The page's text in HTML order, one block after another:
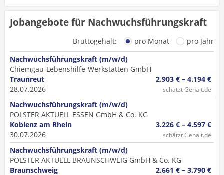
Jobangebote für Nachwuchsführungskraft
Bruttogehalt: pro Monat
pro Jahr
Nachwuchsführungskraft (m/w/d)
Chiemgau-Lebenshilfe-Werkstätten GmbH
Traunreut
28.07.2026
2.903 € – 4.194 €
schätzt Gehalt.de
Nachwuchsführungskraft (m/w/d)
POLSTER AKTUELL ESSEN GmbH & Co. KG
Koblenz am Rhein
30.07.2026
3.226 € – 4.597 €
schätzt Gehalt.de
Nachwuchsführungskraft (m/w/d)
POLSTER AKTUELL BRAUNSCHWEIG GmbH & Co. KG
Braunschweig
2.661 € – 3.790 €